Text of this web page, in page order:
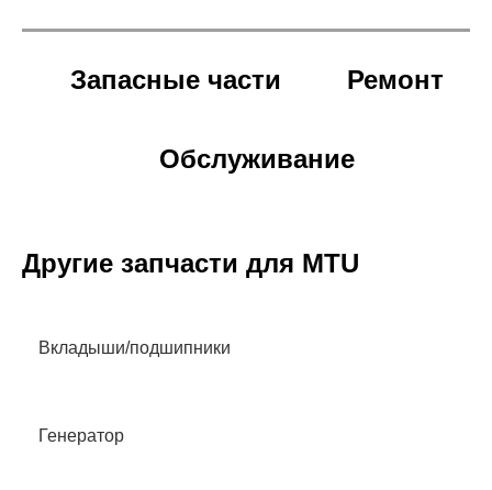
Запасные части Ремонт
Обслуживание
Другие запчасти для MTU
Вкладыши/подшипники
Генератор